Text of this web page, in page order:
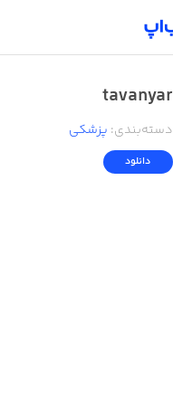
tavanyar
دسته‌بندی: پزشکی
دانلود